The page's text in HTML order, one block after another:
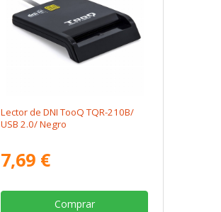
Lector de DNI TooQ TQR-210B/
USB 2.0/ Negro
7,69 €
Comprar